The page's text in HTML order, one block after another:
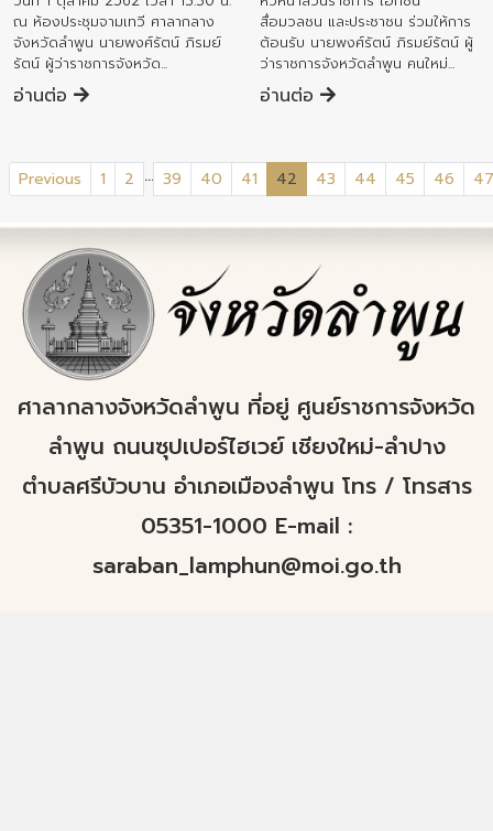
ณ ห้องประชุมจามเทวี ศาลากลาง
จังหวัดลำพูน นายพงศ์รัตน์ ภิรมย์
รัตน์ ผู้ว่าราชการจังหวัด...
อ่านต่อ
สื่อมวลชน และประชาชน ร่วมให้การ
ต้อนรับ นายพงศ์รัตน์ ภิรมย์รัตน์ ผู้
ว่าราชการจังหวัดลำพูน คนใหม่...
อ่านต่อ
Previous 1 2 ... 39 40 41 42 (current)
43 44 45 46 47
ศาลากลางจังหวัดลำพูน ที่อยู่ ศูนย์ราชการจังหวัด
ลำพูน ถนนซุปเปอร์ไฮเวย์ เชียงใหม่-ลำปาง
ตำบลศรีบัวบาน อำเภอเมืองลำพูน โทร / โทรสาร
05351-1000 E-mail :
saraban_lamphun@moi.go.th